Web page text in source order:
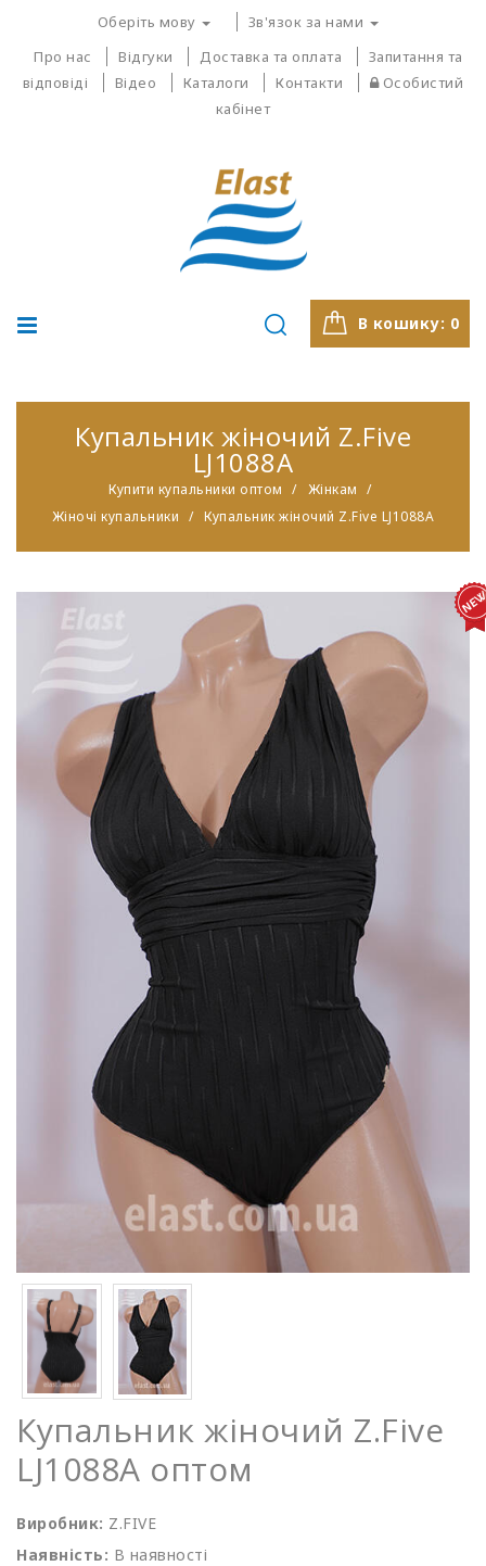
Оберіть мову
Зв'язок за нами
Про нас
Відгуки Доставка та оплата
Запитання та
відповіді
Відео Каталоги Контакти
Особистий
кабінет
В кошику: 0
Купальник жіночий Z.Five
LJ1088A
Купити купальники оптом
Жінкам
Жіночі купальники
Купальник жіночий Z.Five LJ1088A
Купальник жіночий Z.Five
LJ1088A оптом
Виробник: Z.FIVE
Наявність: В наявності